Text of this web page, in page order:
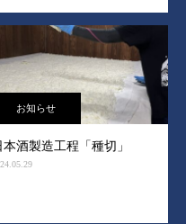
お知らせ
本酒製造工程「種切」